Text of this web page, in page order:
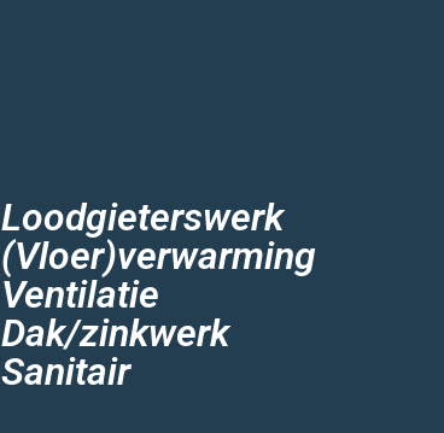
Loodgieterswerk
(Vloer)verwarming
Ventilatie
Dak/zinkwerk
Sanitair